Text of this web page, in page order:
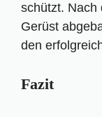
schützt. Nach
Gerüst
den
Fazit